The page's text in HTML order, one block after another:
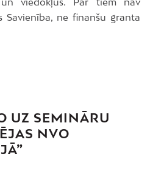
Savienība, ne finanšu granta
UZ SEMINĀRU
NVO